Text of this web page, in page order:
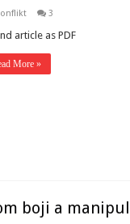
3
article as PDF
More »
boji a